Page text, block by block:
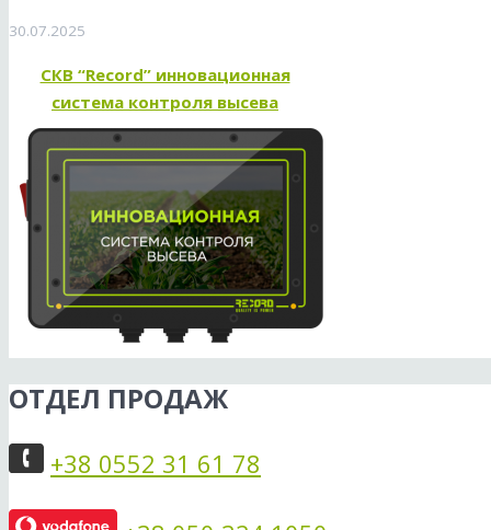
30.07.2025
СКВ “Record” инновационная
система контроля высева
ОТДЕЛ ПРОДАЖ
+38 0552 31 61 78